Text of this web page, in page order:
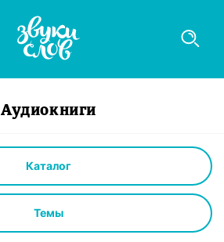
Аудиокниги
Каталог
Темы